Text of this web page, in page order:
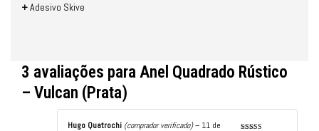
+Adesivo Skive
3 avaliações paraAnel Quadrado Rústico
– Vulcan (Prata)
Hugo Quatrochi (comprador verificado) – 11 de